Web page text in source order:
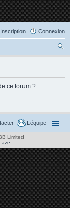
Connexion
Inscription
ce forum ?
L’équipe
Limited